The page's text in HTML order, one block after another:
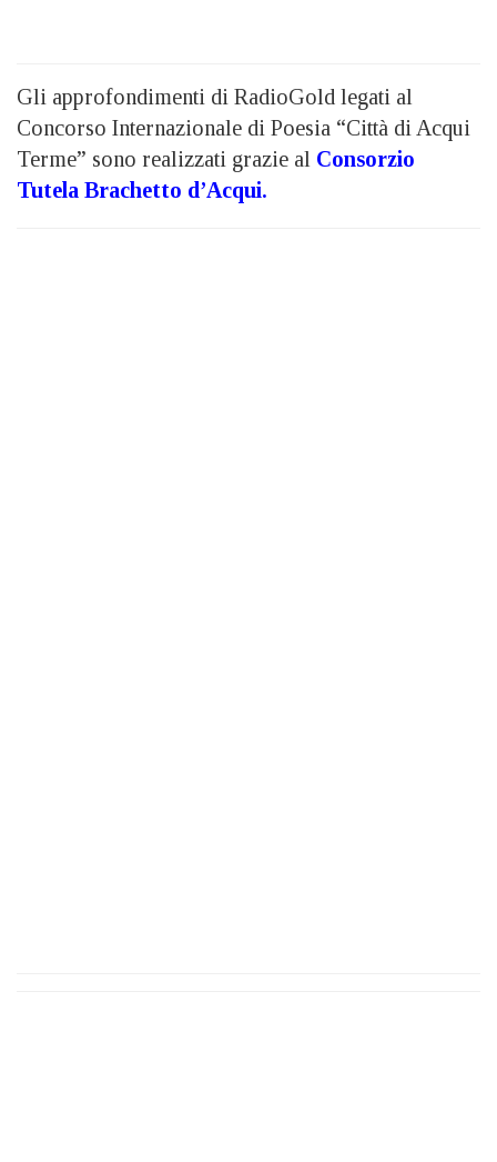
Gli approfondimenti di RadioGold legati al
Concorso Internazionale di Poesia “Città di Acqui
Terme” sono realizzati grazie al Consorzio
Tutela Brachetto d’Acqui.